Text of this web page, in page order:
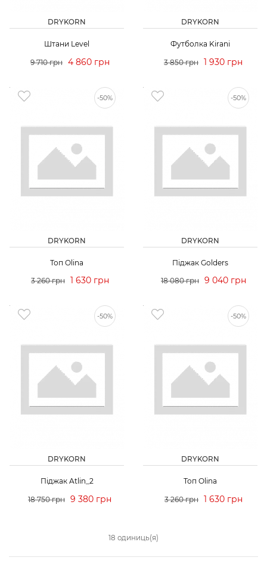
DRYKORN
Штани Level
9 710 грн 4 860 грн
DRYKORN
Футболка Kirani
3 850 грн 1 930 грн
-50%
DRYKORN
Топ Olina
3 260 грн 1 630 грн
-50%
DRYKORN
Піджак Golders
18 080 грн 9 040 грн
-50%
DRYKORN
Піджак Atlin_2
18 750 грн 9 380 грн
-50%
DRYKORN
Топ Olina
3 260 грн 1 630 грн
18 одиниць(я)